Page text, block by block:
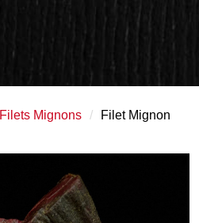
Filets Mignons Filet Mignon